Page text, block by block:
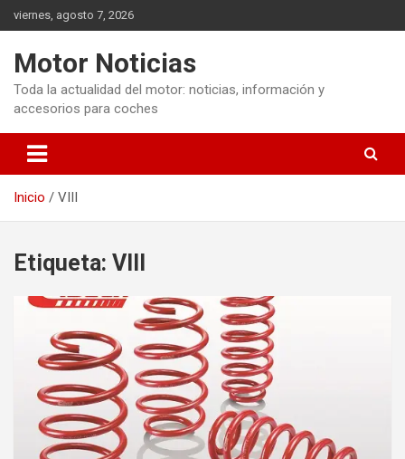
Saltar
al
viernes, agosto 7, 2026
Motor Noticias
Toda la actualidad del motor: noticias, información y
accesorios para coches
Inicio VIII
Etiqueta: VIII